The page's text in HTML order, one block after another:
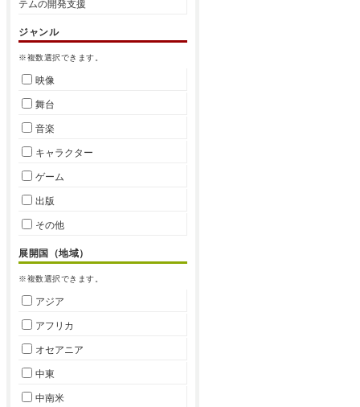
テムの開発支援
ジャンル
※複数選択できます。
映像
舞台
音楽
キャラクター
ゲーム
出版
その他
展開国（地域）
※複数選択できます。
アジア
アフリカ
オセアニア
中東
中南米